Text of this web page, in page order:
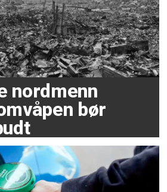
nordmenn
bør